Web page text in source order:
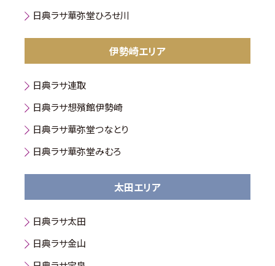
日典ラサ華弥堂ひろせ川
伊勢崎エリア
日典ラサ連取
日典ラサ想殯館伊勢崎
日典ラサ華弥堂つなとり
日典ラサ華弥堂みむろ
太田エリア
日典ラサ太田
日典ラサ金山